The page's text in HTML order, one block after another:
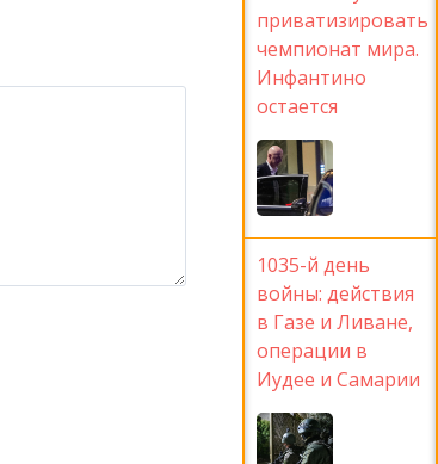
приватизировать
чемпионат мира.
Инфантино
остается
1035-й день
войны: действия
в Газе и Ливане,
операции в
Иудее и Самарии